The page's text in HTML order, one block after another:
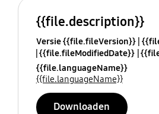
{{file.description}}
Versie {{file.fileVersion}}
{{file.fileModifiedDate}}
{{file.languageName}}
{{file.languageName}}
Downloaden